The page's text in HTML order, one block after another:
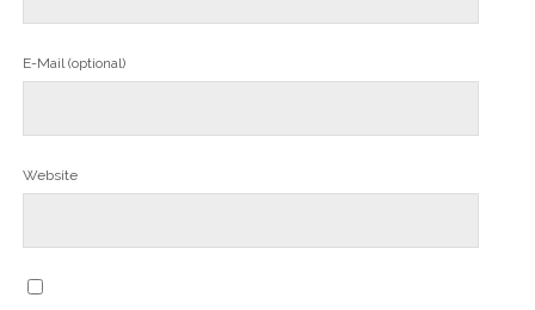
E-Mail (optional)
Website